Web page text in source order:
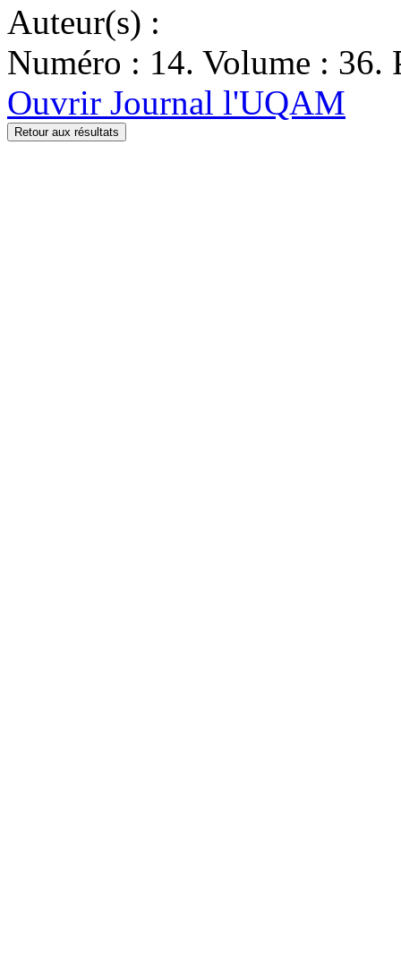
Auteur(s) :
Numéro : 14. Volume : 36.
Ouvrir Journal l'UQAM
Retour aux résultats